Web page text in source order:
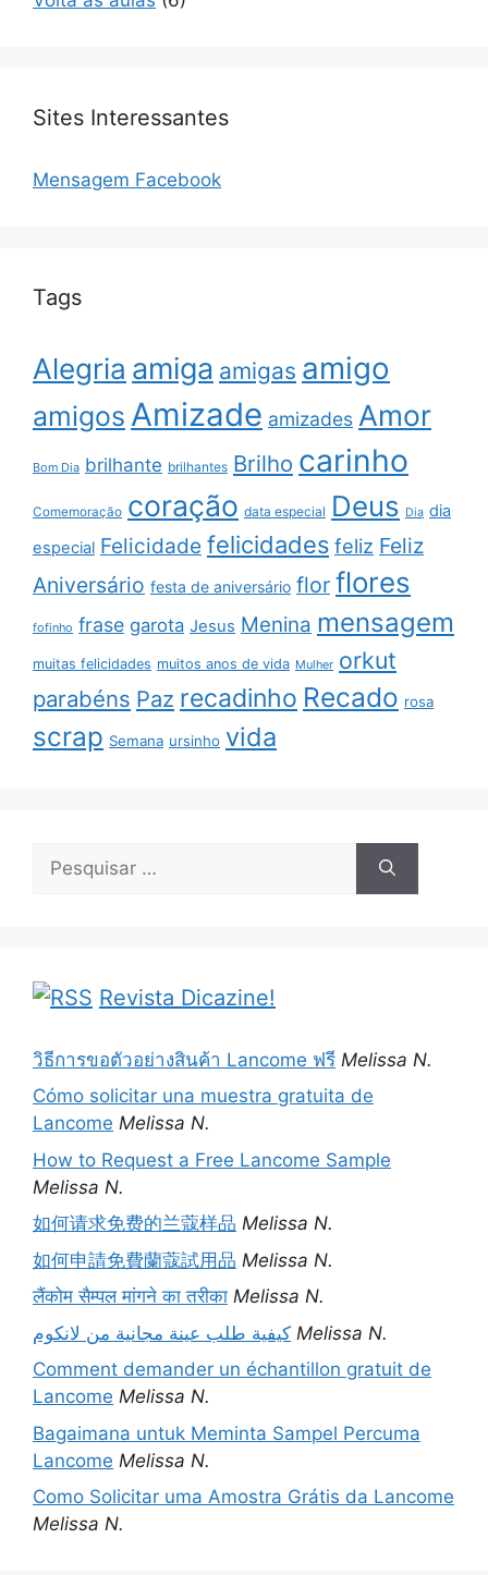
Sites Interessantes
Mensagem Facebook
Tags
Alegria amiga amigas amigo
amigos Amizade amizades Amor
Bom Dia brilhante brilhantes Brilho carinho
Comemoração coração data especial Deus Dia dia
especial Felicidade felicidades feliz Feliz
Aniversário festa de aniversário flor flores
fofinho frase garota Jesus Menina mensagem
muitas felicidades muitos anos de vida Mulher orkut
parabéns Paz recadinho Recado rosa
scrap Semana ursinho vida
por:
Revista Dicazine!
วิธีการขอตัวอย่างสินค้า Lancome ฟรี Melissa N.
Cómo solicitar una muestra gratuita de
Lancome Melissa N.
How to Request a Free Lancome Sample
Melissa N.
如何请求免费的兰蔻样品 Melissa N.
如何申請免費蘭蔻試用品 Melissa N.
लैंकोम सैम्पल मांगने का तरीका Melissa N.
كيفية طلب عينة مجانية من لانكوم Melissa N.
Comment demander un échantillon gratuit de
Lancome Melissa N.
Bagaimana untuk Meminta Sampel Percuma
Lancome Melissa N.
Como Solicitar uma Amostra Grátis da Lancome
Melissa N.